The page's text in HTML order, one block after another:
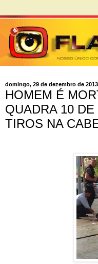
domingo, 29 de dezembro de 2013
HOMEM É
QUADRA 10
TIROS NA